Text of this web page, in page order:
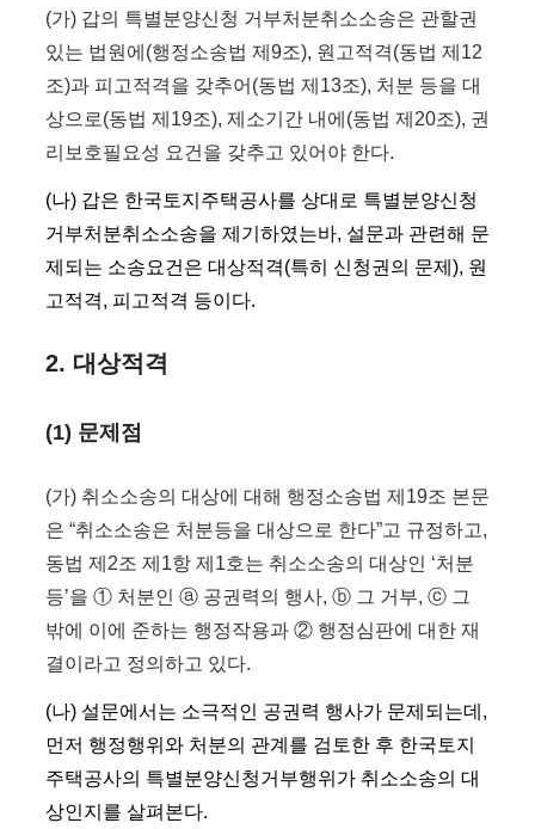
(가) 갑의 특별분양신청 거부처분취소소송은 관할권
있는 법원에(행정소송법 제9조), 원고적격(동법 제12
조)과 피고적격을 갖추어(동법 제13조), 처분 등을 대
상으로(동법 제19조), 제소기간 내에(동법 제20조), 권
리보호필요성 요건을 갖추고 있어야 한다.
(나) 갑은 한국토지주택공사를 상대로 특별분양신청
거부처분취소소송을 제기하였는바, 설문과 관련해 문
제되는 소송요건은 대상적격(특히 신청권의 문제), 원
고적격, 피고적격 등이다.
2. 대상적격
(1) 문제점
(가) 취소소송의 대상에 대해 행정소송법 제19조 본문
은 “취소소송은 처분등을 대상으로 한다”고 규정하고,
동법 제2조 제1항 제1호는 취소소송의 대상인 ‘처분
등’을 ① 처분인 ⓐ 공권력의 행사, ⓑ 그 거부, ⓒ 그
밖에 이에 준하는 행정작용과 ② 행정심판에 대한 재
결이라고 정의하고 있다.
(나) 설문에서는 소극적인 공권력 행사가 문제되는데,
먼저 행정행위와 처분의 관계를 검토한 후 한국토지
주택공사의 특별분양신청거부행위가 취소소송의 대
상인지를 살펴본다.